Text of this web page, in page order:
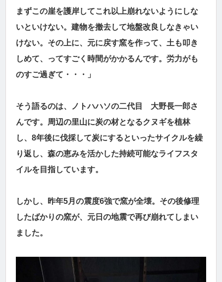
まずこの崖を護岸してこれ以上崩れないようにしな
いといけない。建物を撤去して地盤改良しなきゃい
けない。その上に、元に戻す窯を作って、土も叩き
しめて、ってすごく時間がかかるんです。労力がも
のすご過ぎて・・・」
そう語るのは、ノトハハソの二代目 大野長一郎さ
んです。周辺の里山に炭の材となるクヌギを植林
し、8年後に伐採して炭にするといったサイクルを繰
り返し、森の恵みを活かした持続可能なライフスタ
イルを目指しています。
しかし、昨年5月の震度6強で窯が全壊。その後修理
したばかりの窯が、元日の地震で再び崩れてしまい
ました。